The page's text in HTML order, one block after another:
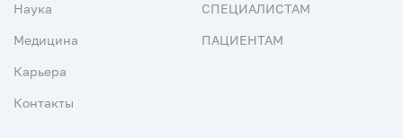
Наука
Медицина
Карьера
Контакты
СПЕЦИАЛИСТАМ
ПАЦИЕНТАМ